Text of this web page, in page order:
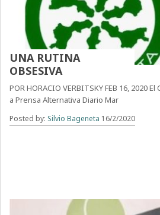
UNA RUTINA
OBSESIVA
POR HORACIO VERBITSKY FEB 16, 2020
a Prensa Alternativa Diario Mar
Posted by: Silvio Bageneta 16/2/2020